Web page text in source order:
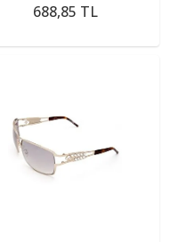
688,85 TL